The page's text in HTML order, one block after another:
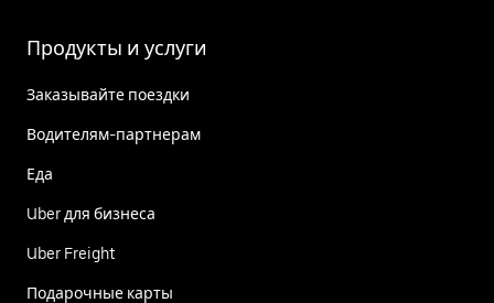
Продукты и услуги
Заказывайте поездки
Водителям-партнерам
Еда
Uber для бизнеса
Uber Freight
Подарочные карты